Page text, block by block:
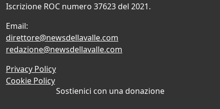
Iscrizione ROC numero 37623 del 2021.
Email:
direttore@newsdellavalle.com
redazione@newsdellavalle.com
Privacy Policy
Cookie Policy
Sostienici con una donazione